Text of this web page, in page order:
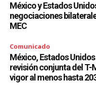
México y Estados
negociaciones
MEC
Comunicado
México, Estados
revisión conjunta del T-
vigor al menos hasta